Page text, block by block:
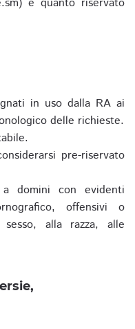
in uso dalla RA ai
delle richieste.
pre-riservato
a domini con evidenti
offensivi o
alla razza, alle